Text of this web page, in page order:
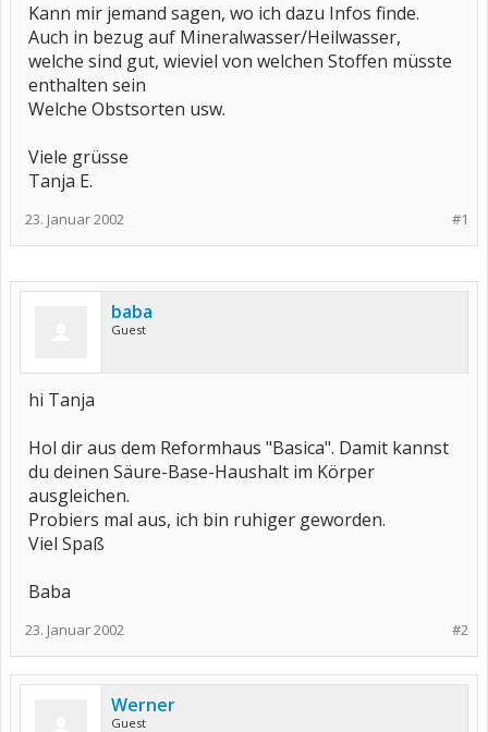
Kann mir jemand sagen, wo ich dazu Infos finde.
Auch in bezug auf Mineralwasser/Heilwasser,
welche sind gut, wieviel von welchen Stoffen müsste
enthalten sein
Welche Obstsorten usw.
Viele grüsse
Tanja E.
#1
23. Januar 2002
baba
Guest
hi Tanja
Hol dir aus dem Reformhaus "Basica". Damit kannst
du deinen Säure-Base-Haushalt im Körper
ausgleichen.
Probiers mal aus, ich bin ruhiger geworden.
Viel Spaß
Baba
#2
23. Januar 2002
Werner
Guest